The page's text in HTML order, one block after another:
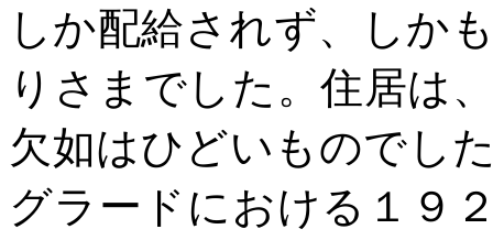
しか配給されず、しか
りさまでした。住居は
欠如はひどいものでし
グラードにおける１９